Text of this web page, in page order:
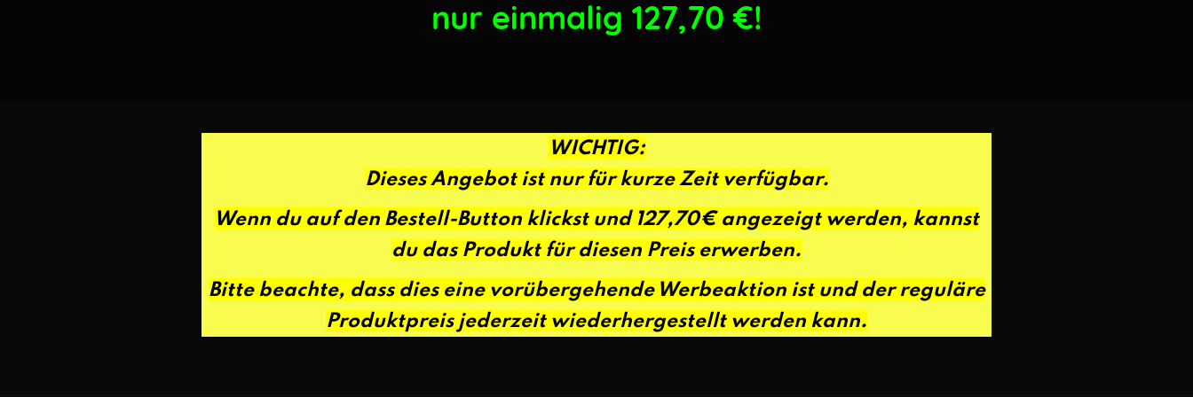
nur einmalig 127,70€!
WICHTIG:
Dieses Angebot ist nur für kurze Zeit verfügbar.
Wenn du auf den Bestell-Button klickst und 127,70€ angezeigt werden, kannst
du das Produkt für diesen Preis erwerben.
Bitte beachte, dass dies eine vorübergehende Werbeaktion ist und der reguläre
Produktpreis jederzeit wiederhergestellt werden kann.